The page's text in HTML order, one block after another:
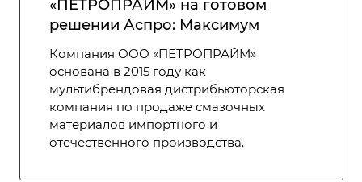
‭«ПЕТРОПРАЙМ» на готовом
решении Аспро: Максимум
Компания ООО «ПЕТРОПРАЙМ»
основана в 2015 году как
мультибрендовая дистрибьюторская
компания по продаже смазочных
материалов импортного и
отечественного производства.